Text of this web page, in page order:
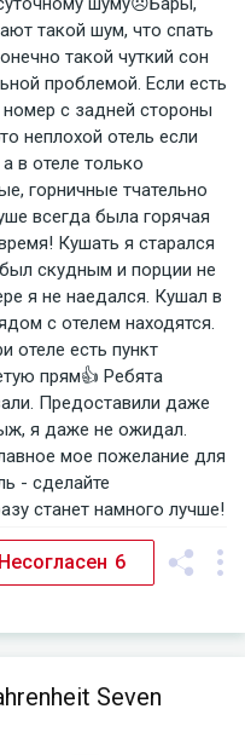
такой шум, что спать
такой чуткий сон
проблемой. Если есть
с задней стороны
неплохой отель если
в отеле только
горничные тчательно
всегда была горячая
Кушать я старался
скудным и порции не
я не наедался. Кушал в
с отелем находятся.
отеле есть пункт
прям👍 Ребята
Предоставили даже
я даже не ожидал.
мое пожелание для
- сделайте
станет намного лучше!
Несогласен 6
Seven